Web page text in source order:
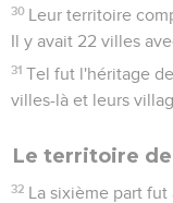
30 Leur territoire
Il y avait 22 villes
31 Tel fut l'héritage
villes-là et leurs
Le territoire
32 La sixième part